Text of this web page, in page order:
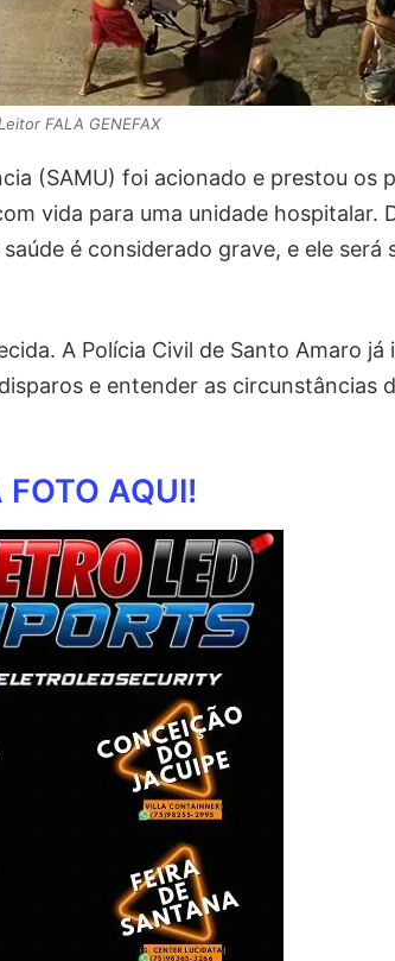
FALA GENEFAX
(SAMU) foi acionado e prestou os
vida para uma unidade hospitalar.
é considerado grave, e ele será
A Polícia Civil de Santo Amaro já
e entender as circunstâncias
FOTO AQUI!